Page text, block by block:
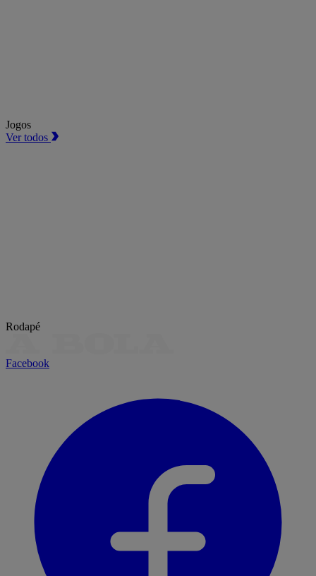
Jogos
Ver todos
Rodapé
Facebook